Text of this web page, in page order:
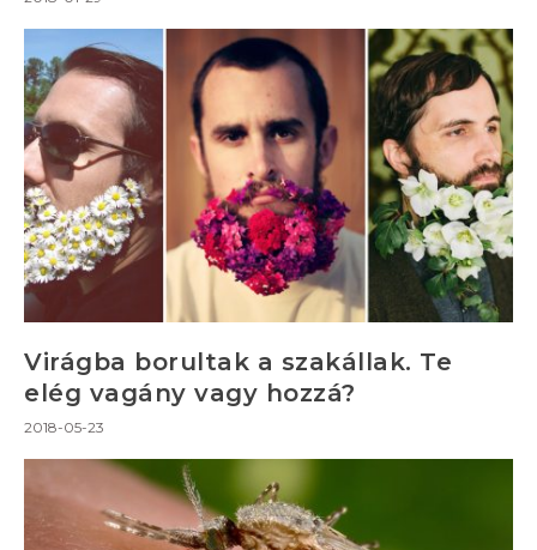
Virágba borultak a szakállak. Te
elég vagány vagy hozzá?
2018-05-23